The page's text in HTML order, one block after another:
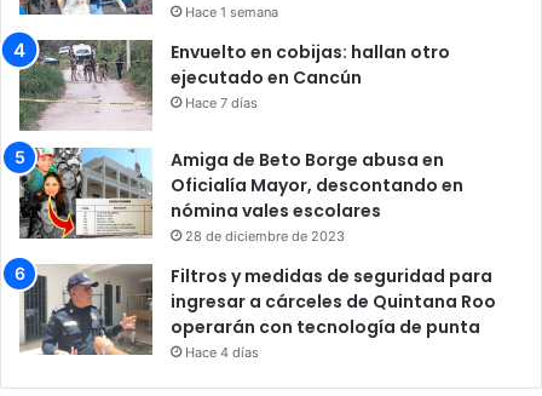
Hace 1 semana
Envuelto en cobijas: hallan otro
ejecutado en Cancún
Hace 7 días
Amiga de Beto Borge abusa en
Oficialía Mayor, descontando en
nómina vales escolares
28 de diciembre de 2023
Filtros y medidas de seguridad para
ingresar a cárceles de Quintana Roo
operarán con tecnología de punta
Hace 4 días